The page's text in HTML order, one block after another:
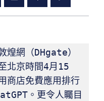
煌網（DHgate）
北京時間4月15
商店免費應用排行
。更令人矚目